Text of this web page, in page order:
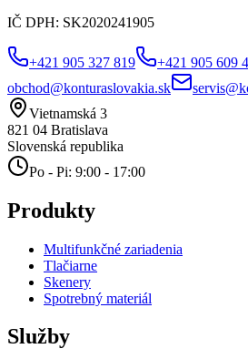
IČ DPH: SK2020241905
+421 905 327 819
+421 905 609
obchod@konturaslovakia.sk
Vietnamská 3
821 04 Bratislava
Slovenská republika
Po - Pi: 9:00 - 17:00
Produkty
Multifunkčné zariadenia
Tlačiarne
Skenery
Spotrebný materiál
Služby